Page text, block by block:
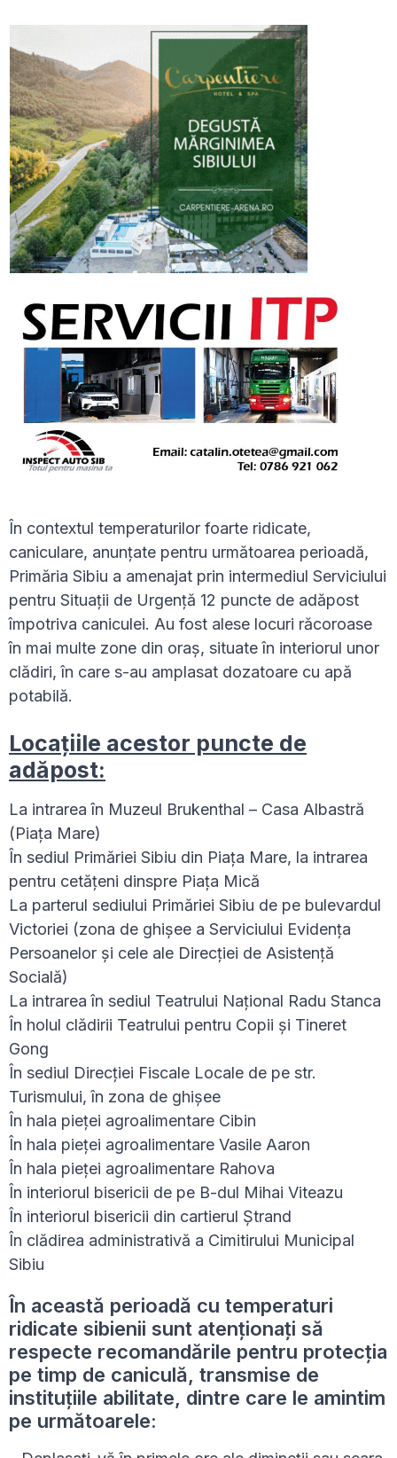
În contextul temperaturilor foarte ridicate,
caniculare, anunțate pentru următoarea perioadă,
Primăria Sibiu a amenajat prin intermediul Serviciului
pentru Situații de Urgență 12 puncte de adăpost
împotriva caniculei. Au fost alese locuri răcoroase
în mai multe zone din oraș, situate în interiorul unor
clădiri, în care s-au amplasat dozatoare cu apă
potabilă.
Locațiile acestor puncte de
adăpost:
La intrarea în Muzeul Brukenthal – Casa Albastră
(Piața Mare)
În sediul Primăriei Sibiu din Piața Mare, la intrarea
pentru cetățeni dinspre Piața Mică
La parterul sediului Primăriei Sibiu de pe bulevardul
Victoriei (zona de ghișee a Serviciului Evidența
Persoanelor și cele ale Direcției de Asistență
Socială)
La intrarea în sediul Teatrului Național Radu Stanca
În holul clădirii Teatrului pentru Copii și Tineret
Gong
În sediul Direcției Fiscale Locale de pe str.
Turismului, în zona de ghișee
În hala pieței agroalimentare Cibin
În hala pieței agroalimentare Vasile Aaron
În hala pieței agroalimentare Rahova
În interiorul bisericii de pe B-dul Mihai Viteazu
În interiorul bisericii din cartierul Ștrand
În clădirea administrativă a Cimitirului Municipal
Sibiu
În această perioadă cu temperaturi
ridicate sibienii sunt atenționați să
respecte recomandările pentru protecția
pe timp de caniculă, transmise de
instituțiile abilitate, dintre care le amintim
pe următoarele: